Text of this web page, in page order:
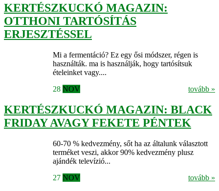
KERTÉSZKUCKÓ MAGAZIN:
OTTHONI TARTÓSÍTÁS
ERJESZTÉSSEL
Mi a fermentáció? Ez egy ősi módszer, régen is
használták. ma is használják, hogy tartósítsuk
ételeinket vagy....
tovább »
28 NOV
KERTÉSZKUCKÓ MAGAZIN: BLACK
FRIDAY AVAGY FEKETE PÉNTEK
60-70 % kedvezmény, sőt ha az általunk választott
terméket veszi, akkor 90% kedvezmény plusz
ajándék televízió...
tovább »
27 NOV